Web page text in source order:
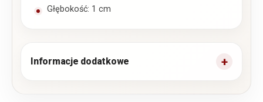
Głębokość: 1 cm
Informacje dodatkowe